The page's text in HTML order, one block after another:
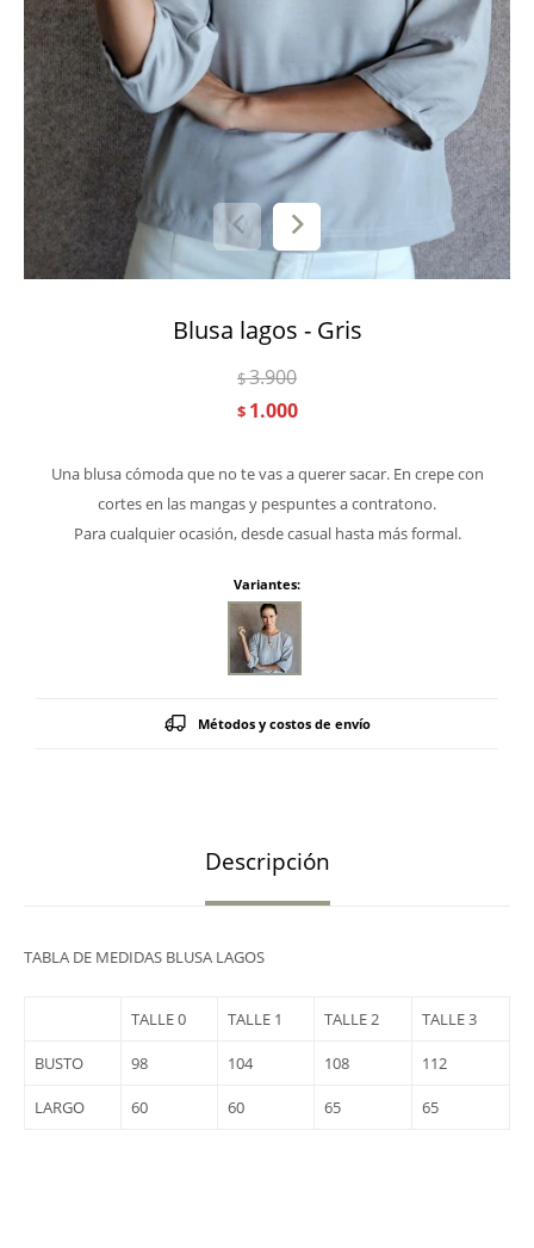
Blusa lagos - Gris
$ 1.000
$3.900
Una blusa cómoda que no te vas a querer sacar. En crepe con
cortes en las mangas y pespuntes a contratono.
Para cualquier ocasión, desde casual hasta más formal.
Variantes:
Métodos y costos de envío
Descripción
TABLA DE MEDIDAS BLUSA LAGOS
TALLE 0 TALLE 1 TALLE 2 TALLE 3
BUSTO 98 104 108 112
LARGO 60 60 65 65